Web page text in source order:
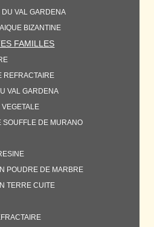
VAL GARDENA
BIZANTINE
FAMILLES
REFRACTAIRE
VAL GARDENA
DE MURANO
POUDRE DE MARBRE
TERRE CUITE